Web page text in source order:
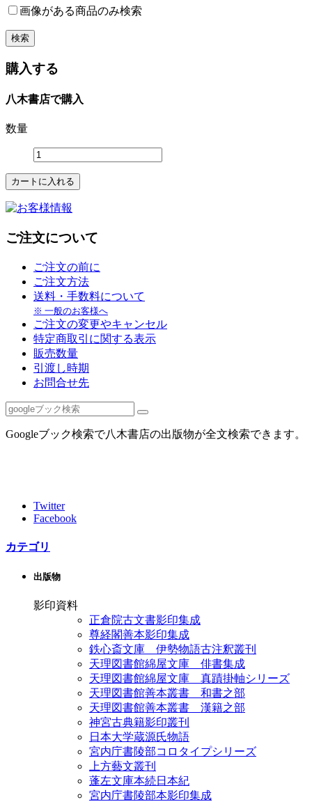
画像がある商品のみ検索
購入する
八木書店で購入
数量
ご注文について
ご注文の前に
ご注文方法
送料・手数料について
※ 一般のお客様へ
ご注文の変更やキャンセル
特定商取引に関する表示
販売数量
引渡し時期
お問合せ先
Googleブック検索で八木書店の出版物が全文検索できます。
Twitter
Facebook
カテゴリ
出版物
影印資料
正倉院古文書影印集成
尊経閣善本影印集成
鉄心斎文庫 伊勢物語古注釈叢刊
天理図書館綿屋文庫 俳書集成
天理図書館綿屋文庫 真蹟掛軸シリーズ
天理図書館善本叢書 和書之部
天理図書館善本叢書 漢籍之部
神宮古典籍影印叢刊
日本大学蔵源氏物語
宮内庁書陵部コロタイプシリーズ
上方藝文叢刊
蓬左文庫本続日本紀
宮内庁書陵部本影印集成